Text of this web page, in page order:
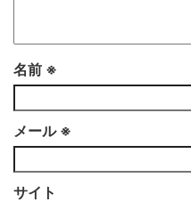
名前 ※
メール ※
サイト